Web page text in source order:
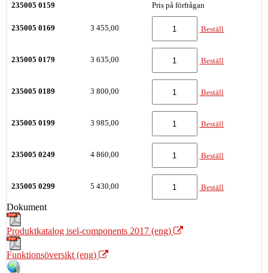
235005 0159 Pris på förfrågan
235005 0169 3 455,00 Beställ
235005 0179 3 635,00 Beställ
235005 0189 3 800,00 Beställ
235005 0199 3 985,00 Beställ
235005 0249 4 860,00 Beställ
235005 0299 5 430,00 Beställ
Dokument
Produktkatalog isel-components 2017 (eng)
Funktionsöversikt (eng)